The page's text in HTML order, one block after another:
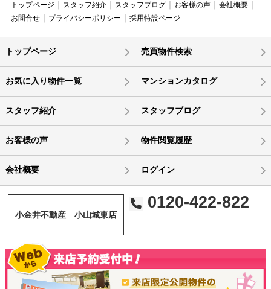
トップページ スタッフ紹介 スタッフブログ お客様の声
会社概要
お問合せ
プライバシーポリシー 採用特設ページ
トップページ 売買物件検索
お気に入り物件一覧 マンションカタログ
スタッフ紹介 スタッフブログ
お客様の声 物件閲覧履歴
会社概要 ログイン
小金井不動産 小山城東店
0120-422-822